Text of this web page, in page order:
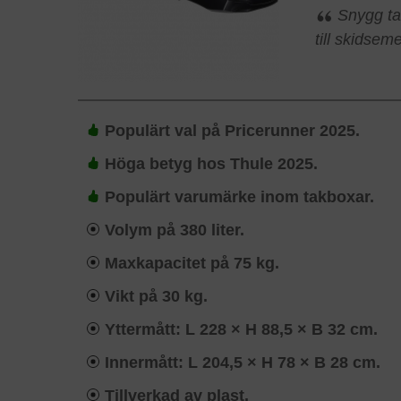
Snygg
till
Populärt val på Pricerunner 2025.
Höga betyg hos Thule 2025.
Populärt varumärke inom takboxar.
Volym på 380 liter.
Maxkapacitet på 75 kg.
Vikt på 30 kg.
Yttermått: L 228 × H 88,5 × B 32 cm.
Innermått: L 204,5 × H 78 × B 28 cm.
Tillverkad av plast.